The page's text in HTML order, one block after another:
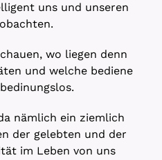
uns und unseren
wo liegen denn
und welche bediene
nämlich ein ziemlich
der gelebten und der
im Leben von uns